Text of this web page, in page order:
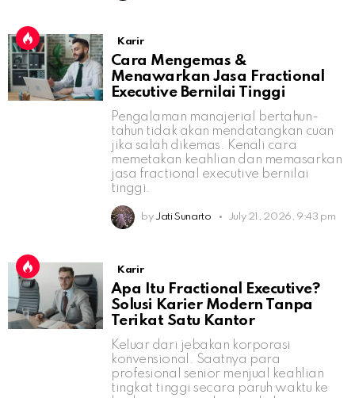
Karir
Cara Mengemas &
Menawarkan Jasa Fractional
Executive Bernilai Tinggi
Pengalaman manajerial bertahun-
tahun tidak akan mendatangkan cuan
jika salah dikemas. Kenali cara
memetakan keahlian dan memasarkan
jasa fractional executive bernilai
tinggi.
by Jati Sunarto July 21, 2026, 9:43 pm
Karir
Apa Itu Fractional Executive?
Solusi Karier Modern Tanpa
Terikat Satu Kantor
Keluar dari jebakan korporasi
konvensional. Saatnya para
profesional senior menjual keahlian
tingkat tinggi secara paruh waktu ke